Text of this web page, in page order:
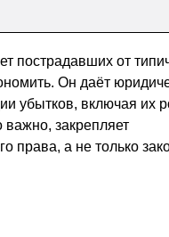
пострадавших от
Он даёт
убытков, включая их
закрепляет
права, а не только